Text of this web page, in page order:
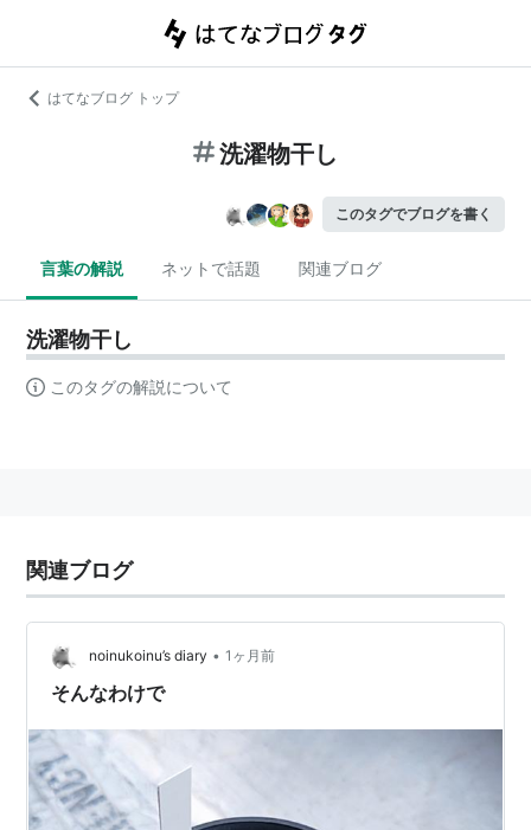
はてなブログ トップ
洗濯物干し
このタグでブログを書く
言葉の解説 ネットで話題 関連ブログ
洗濯物干し
このタグの解説について
関連ブログ
noinukoinu’s diary • 1ヶ月前
そんなわけで